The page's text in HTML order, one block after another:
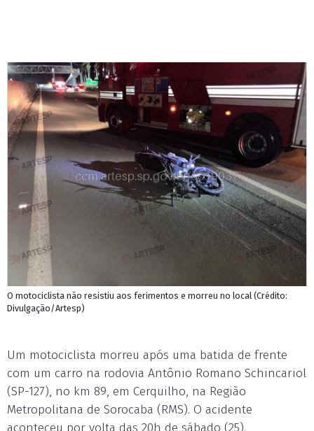
O motociclista não resistiu aos ferimentos e morreu no local (Crédito:
Divulgação/Artesp)
Um motociclista morreu após uma batida de frente
com um carro na rodovia Antônio Romano Schincariol
(SP-127), no km 89, em Cerquilho, na Região
Metropolitana de Sorocaba (RMS). O acidente
aconteceu por volta das 20h de sábado (25).